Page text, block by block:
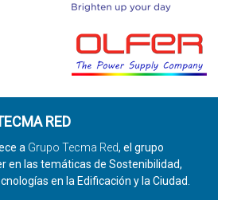
RED
a Grupo Tecma Red, el grupo
en las temáticas de Sostenibilidad,
en la Edificación y la Ciudad.